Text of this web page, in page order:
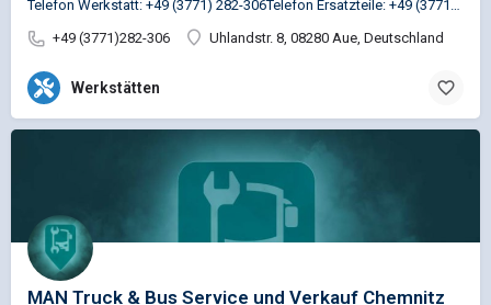
+49 (3771)282-306
Uhlandstr. 8, 08280 Aue, Deutschland
Werkstätten
MAN Truck & Bus Service und Verkauf Chemnitz